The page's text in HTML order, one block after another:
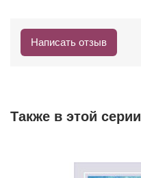
Ь
СНаписать отзыв
Также в этой серии